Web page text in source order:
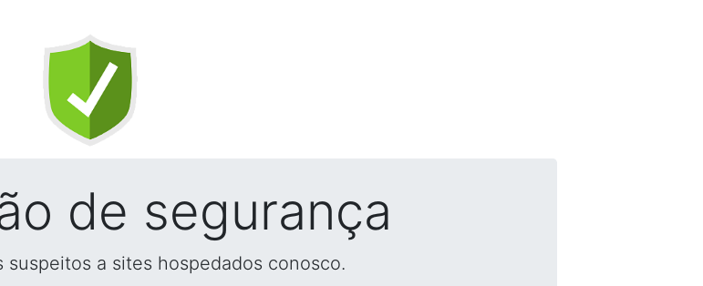
de segurança
a sites hospedados conosco.